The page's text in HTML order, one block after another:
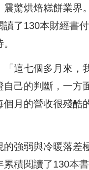
震驚烘焙糕餅業界
讀了130本財經書
「這七個多月來，
自己的判斷，一方
個月的營收很殘酷
的強弱與冷暖落差
累積閱讀了130本